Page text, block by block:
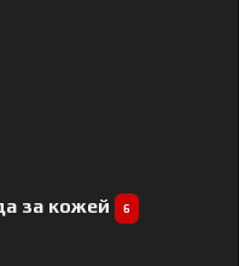
за кожей 6